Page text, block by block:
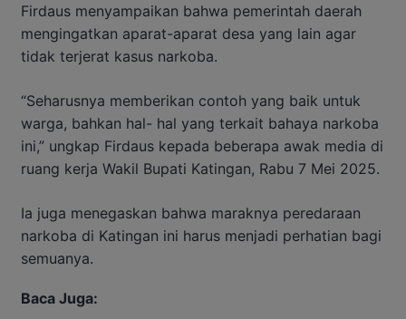
Firdaus menyampaikan bahwa pemerintah daerah
mengingatkan aparat-aparat desa yang lain agar
tidak terjerat kasus narkoba.
“Seharusnya memberikan contoh yang baik untuk
warga, bahkan hal- hal yang terkait bahaya narkoba
ini,” ungkap Firdaus kepada beberapa awak media di
ruang kerja Wakil Bupati Katingan, Rabu 7 Mei 2025.
Ia juga menegaskan bahwa maraknya peredaraan
narkoba di Katingan ini harus menjadi perhatian bagi
semuanya.
Baca Juga: